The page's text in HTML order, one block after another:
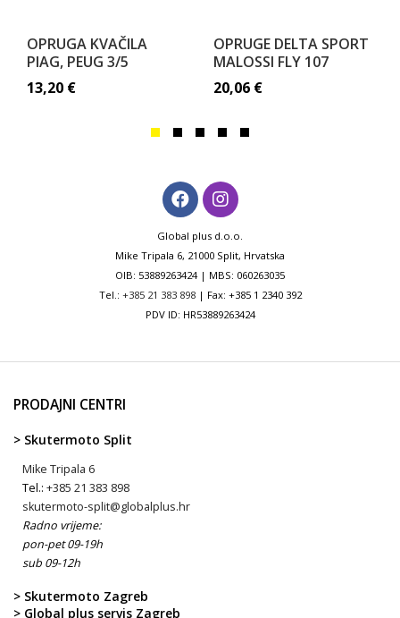
OPRUGA KVAČILA
PIAG, PEUG 3/5
13,20 €
OPRUGE DELTA SPORT
MALOSSI FLY 107
20,06 €
Global plus d.o.o.
Mike Tripala 6, 21000 Split, Hrvatska
OIB: 53889263424 | MBS: 060263035
Tel.: +385 21 383 898| Fax: +385 1 2340 392
PDV ID: HR53889263424
PRODAJNI CENTRI
> Skutermoto Split
Mike Tripala 6
Tel.: +385 21 383 898
skutermoto-split@globalplus.hr
Radno vrijeme:
pon-pet 09-19h
sub 09-12h
> Skutermoto Zagreb
> Global plus servis Zagreb